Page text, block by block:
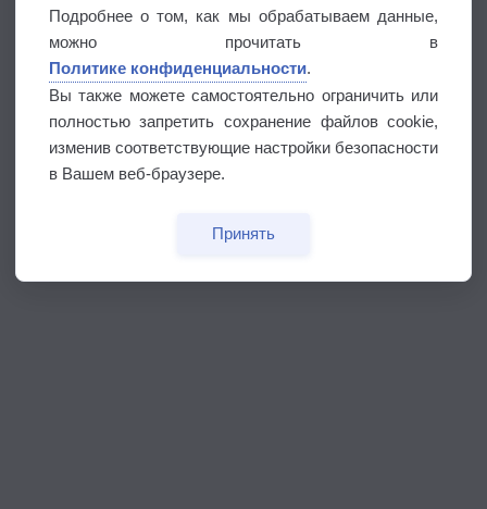
Подробнее о том, как мы обрабатываем данные,
можно прочитать в
Политике конфиденциальности.
Вы также можете самостоятельно ограничить или
полностью запретить сохранение файлов cookie,
изменив соответствующие настройки безопасности
в Вашем веб-браузере.
Принять